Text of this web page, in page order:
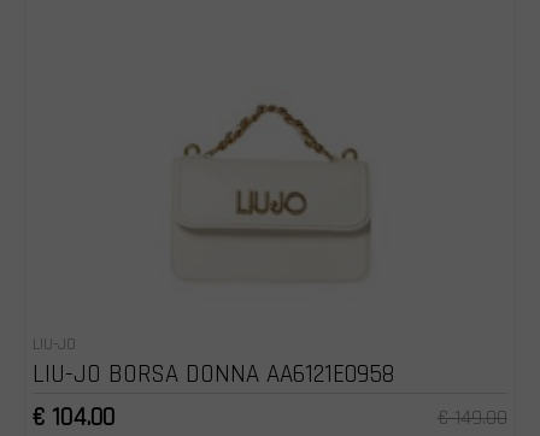
LIU-JO
LIU-JO BORSA DONNA AA6121E0958
€ 104.00
€ 149.00